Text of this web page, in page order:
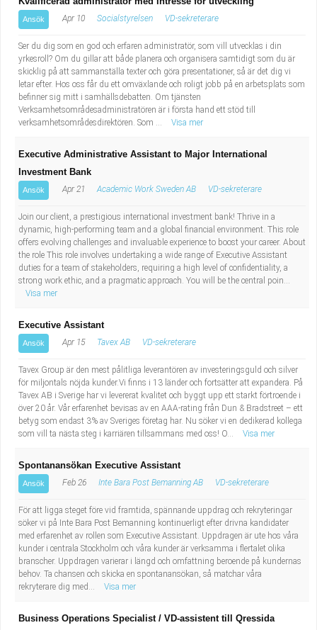
Ansök Apr 10 Socialstyrelsen VD-sekreterare
Ser du dig som en god och erfaren administratör, som vill utvecklas i din
yrkesroll? Om du gillar att både planera och organisera samtidigt som du är
skicklig på att sammanställa texter och göra presentationer, så är det dig vi
letar efter. Hos oss får du ett omväxlande och roligt jobb på en arbetsplats som
befinner sig mitt i samhällsdebatten. Om tjänsten
Verksamhetsområdesadministratören är i första hand ett stöd till
verksamhetsområdesdirektören. Som ...
Visa mer
Executive Administrative Assistant to Major International
Investment Bank
Ansök Apr 21 Academic Work Sweden AB VD-sekreterare
Join our client, a prestigious international investment bank! Thrive in a
dynamic, high-performing team and a global financial environment. This role
offers evolving challenges and invaluable experience to boost your career. About
the role This role involves undertaking a wide range of Executive Assistant
duties for a team of stakeholders, requiring a high level of confidentiality, a
strong work ethic, and a pragmatic approach. You will be the central poin...
Visa mer
Executive Assistant
Ansök Apr 15 Tavex AB VD-sekreterare
Tavex Group är den mest pålitliga leverantören av investeringsguld och silver
för miljontals nöjda kunder.Vi finns i 13 länder och fortsätter att expandera. På
Tavex AB i Sverige har vi levererat kvalitet och byggt upp ett starkt förtroende i
över 20 år. Vår erfarenhet bevisas av en AAA-rating från Dun & Bradstreet – ett
betyg som endast 3% av Sveriges företag har. Nu söker vi en dedikerad kollega
som vill ta nästa steg i karriären tillsammans med oss! O...
Visa mer
Spontanansökan Executive Assistant
Ansök Feb 26 Inte Bara Post Bemanning AB VD-sekreterare
För att ligga steget före vid framtida, spännande uppdrag och rekryteringar
söker vi på Inte Bara Post Bemanning kontinuerligt efter drivna kandidater
med erfarenhet av rollen som Executive Assistant. Uppdragen är ute hos våra
kunder i centrala Stockholm och våra kunder är verksamma i flertalet olika
branscher. Uppdragen varierar i längd och omfattning beroende på kundernas
behov. Ta chansen och skicka en spontanansökan, så matchar våra
rekryterare dig med...
Visa mer
Business Operations Specialist / VD-assistent till Qressida